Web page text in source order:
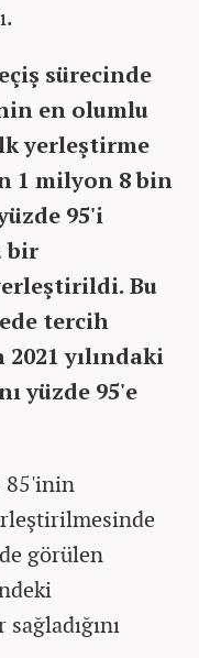
sürecinde
en olumlu
yerleştirme
1 milyon 8 bin
95'i
bir
Bu
tercih
yılındaki
yüzde 95'e
85'inin
görülen